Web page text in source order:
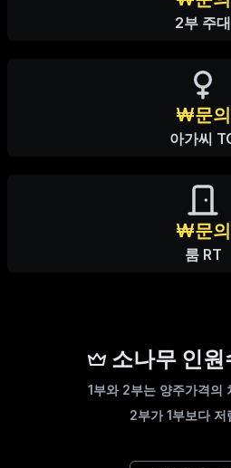
2부 주대
₩문의
아가씨
₩문의
룸 RT
소나무 인원
1부와 2부는 양주가격의
2부가 1부보다 저